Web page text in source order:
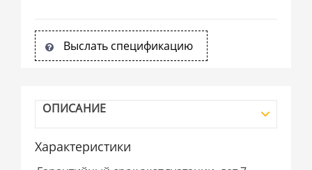
Выслать спецификацию
ОПИСАНИЕ
Характеристики